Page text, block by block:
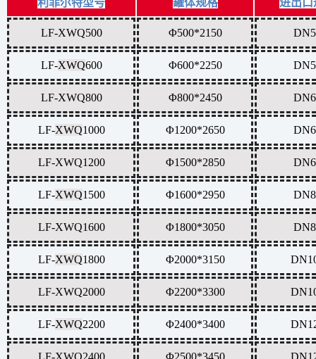
LF-XWQ500 Φ500*2150
LF-XWQ600 Φ600*2250
LF-XWQ800 Φ800*2450
LF-XWQ1000 Φ1200*2650
LF-XWQ1200 Φ1500*2850
LF-XWQ1500 Φ1600*2950
LF-XWQ1600 Φ1800*3050
LF-XWQ1800 Φ2000*3150
LF-XWQ2000 Φ2200*3300
LF-XWQ2200 Φ2400*3400
LF-XWQ2400 Φ2500*3450